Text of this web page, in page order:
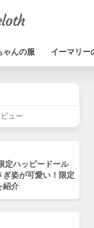
ゃんの服 イーマリー
ュー
定ハッピードール
ぎ姿が可愛い！限定
紹介